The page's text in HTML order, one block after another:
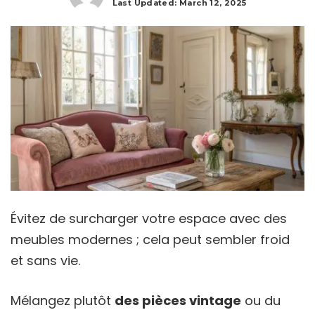
Last Updated: March 12, 2025
Évitez de surcharger votre espace avec des
meubles modernes ; cela peut sembler froid
et sans vie.
Mélangez plutôt des pièces vintage ou du